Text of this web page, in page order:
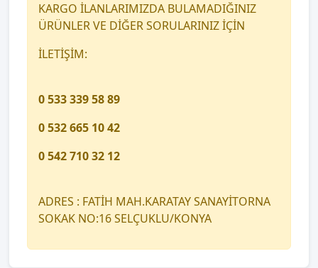
KARGO İLANLARIMIZDA BULAMADIĞINIZ
ÜRÜNLER VE DİĞER SORULARINIZ İÇİN
İLETİŞİM:
0 533 339 58 89
0 532 665 10 42
0 542 710 32 12
ADRES : FATİH MAH.KARATAY SANAYİTORNA
SOKAK NO:16 SELÇUKLU/KONYA